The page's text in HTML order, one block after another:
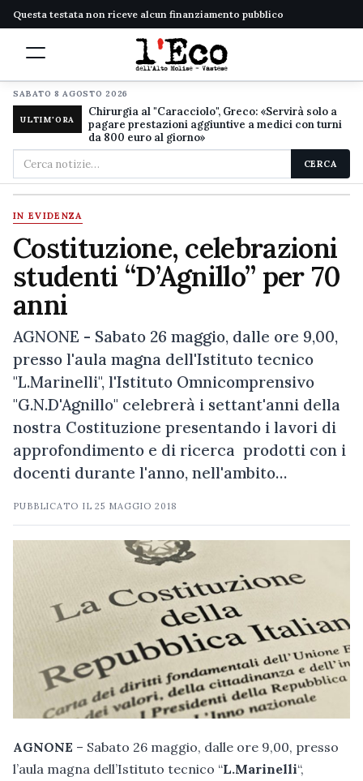
Questa testata non riceve alcun finanziamento pubblico
SABATO 8 AGOSTO 2026
ULTIM'ORA
Chirurgia al "Caracciolo", Greco: «Servirà solo a
pagare prestazioni aggiuntive a medici con turni
da 800 euro al giorno»
Cerca
nel
sito
CERCA
IN EVIDENZA
Costituzione, celebrazioni
studenti “D’Agnillo” per 70
anni
AGNONE - Sabato 26 maggio, dalle ore 9,00,
presso l'aula magna dell'Istituto tecnico
"L.Marinelli", l'Istituto Omnicomprensivo
"G.N.D'Agnillo" celebrerà i settant'anni della
nostra Costituzione presentando i lavori di
approfondimento e di ricerca prodotti con i
docenti durante l'anno, nell'ambito…
PUBBLICATO IL25 MAGGIO 2018
AGNONE – Sabato 26 maggio, dalle ore 9,00, presso
l’aula magna dell’Istituto tecnico “L.Marinelli“,